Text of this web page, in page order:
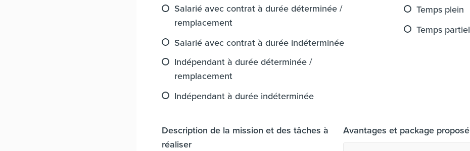
Salarié avec contrat à durée déterminée /
remplacement
Salarié avec contrat à durée indéterminée
Indépendant à durée déterminée /
remplacement
Indépendant à durée indéterminée
Temps plein
Temps partiel
Description de la mission et des tâches à
réaliser
Avantages et package proposé